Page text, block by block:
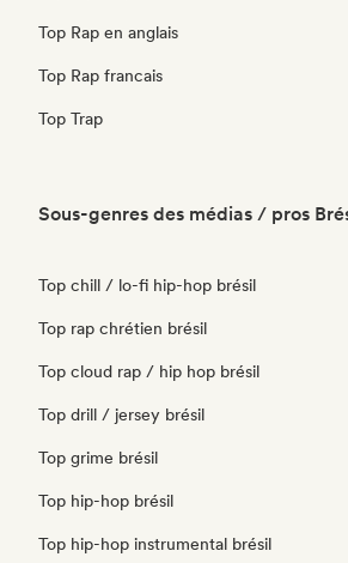
Top Rap en anglais
Top Rap francais
Top Trap
Sous-genres des médias / pros
Top chill / lo-fi hip-hop brésil
Top rap chrétien brésil
Top cloud rap / hip hop brésil
Top drill / jersey brésil
Top grime brésil
Top hip-hop brésil
Top hip-hop instrumental brésil